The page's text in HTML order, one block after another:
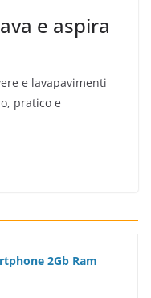
e aspira
e lavapavimenti
pratico e
2Gb Ram